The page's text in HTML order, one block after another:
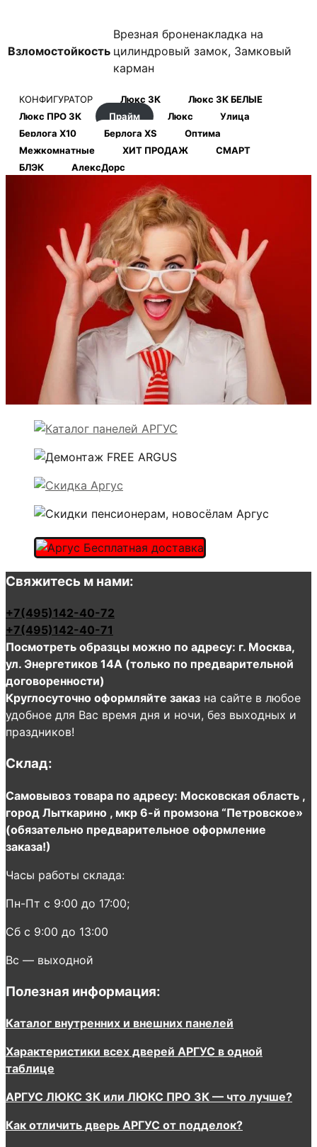
Взломостойкость
Врезная броненакладка на
цилиндровый замок, Замковый
карман
КОНФИГУРАТОР Люкс 3К
Люкс 3К БЕЛЫЕ
Люкс ПРО 3К
Прайм Люкс
Улица
Берлога Х10
Берлога XS
Оптима
Межкомнатные
ХИТ ПРОДАЖ
СМАРТ
БЛЭК
АлексДорс
Свяжитесь м нами:
+7(495)142-40-72
+7(495)142-40-71
Посмотреть образцы можно по адресу: г. Москва,
ул. Энергетиков 14А (только по предварительной
договоренности)
Круглосуточно оформляйте заказ на сайте в любое
удобное для Вас время дня и ночи, без выходных и
праздников!
Склад:
Самовывоз товара по адресу: Московская область ,
город Лыткарино , мкр 6-й промзона “Петровское»
(обязательно предварительное оформление
заказа!)
Часы работы склада:
Пн-Пт с 9:00 до 17:00;
Сб с 9:00 до 13:00
Вс — выходной
Полезная информация:
Каталог внутренних и внешних панелей
Характеристики всех дверей АРГУС в одной
таблице
АРГУС ЛЮКС 3К или ЛЮКС ПРО 3К — что лучше?
Как отличить дверь АРГУС от подделок?